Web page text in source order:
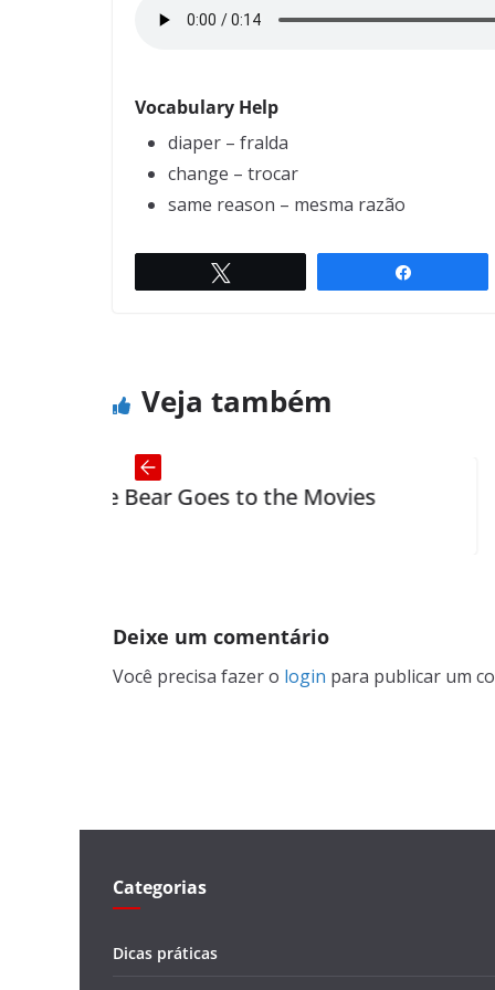
Vocabulary Help
diaper – fralda
change – trocar
same reason – mesma razão
Veja também
Goes to the Movies The
Deixe um comentário
Você precisa fazer o login para publicar um
Categorias
Dicas práticas